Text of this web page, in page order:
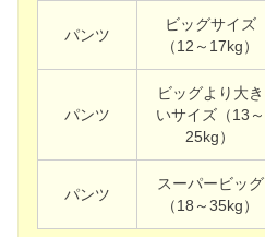
パンツ
ビッグサイズ
（12～17kg）
パンツ
ビッグより大き
いサイズ（13～
25kg）
パンツ
スーパービッグ
（18～35kg）